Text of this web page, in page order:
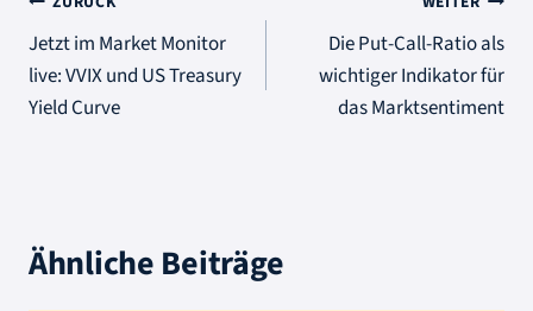
Jetzt im Market Monitor
live: VVIX und US Treasury
Yield Curve
Die Put-Call-Ratio als
wichtiger Indikator für
das Marktsentiment
Ähnliche Beiträge